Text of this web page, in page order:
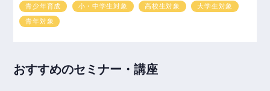
青少年育成 小・中学生対象 高校生対象
大学生対象
青年対象
おすすめのセミナー・講座